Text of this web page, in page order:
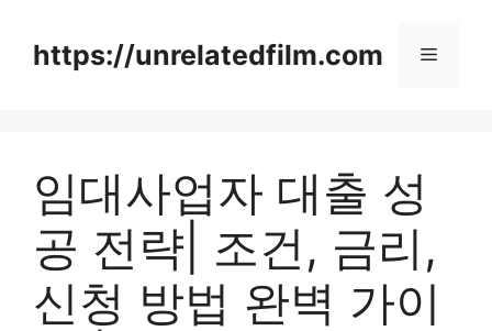
contenthttps://unrelatedfilm.com Menu
임대사업자 대출 성
공 전략| 조건, 금리,
신청 방법 완벽 가이